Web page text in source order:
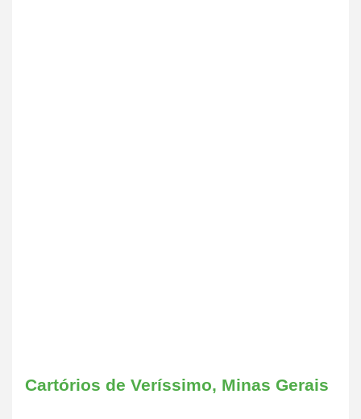
Cartórios de Veríssimo, Minas Gerais